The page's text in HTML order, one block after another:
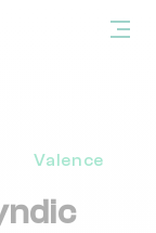
Valence